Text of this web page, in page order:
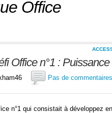
Office
Office n°1 : Puissance
Pas de commentaires
n°1 qui consistait à développez